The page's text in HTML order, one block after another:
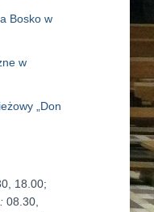
Bosko w
w
„Don
18.00;
08.30,